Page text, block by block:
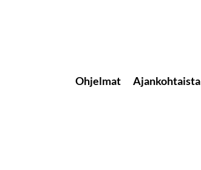
Ohjelmat Ajankohtaista